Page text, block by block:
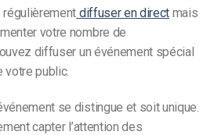
diffuser en direct mais
votre nombre de
diffuser un événement spécial
votre public.
se distingue et soit unique.
capter l’attention des